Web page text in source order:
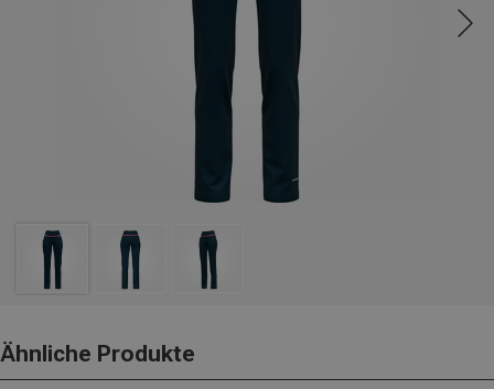
Ähnliche Produkte